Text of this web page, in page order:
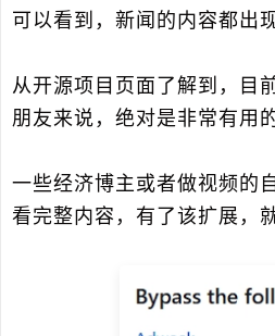
可以看到，新闻的内容都出
从开源项目页面了解到，目
朋友来说，绝对是非常有用的
一些经济博主或者做视频的
看完整内容，有了该扩展，